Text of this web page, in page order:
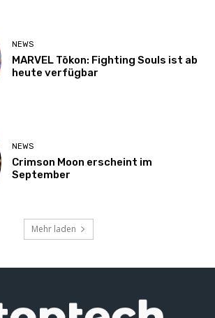
NEWS
MARVEL Tōkon: Fighting Souls ist ab
heute verfügbar
NEWS
Crimson Moon erscheint im
September
Mehr laden